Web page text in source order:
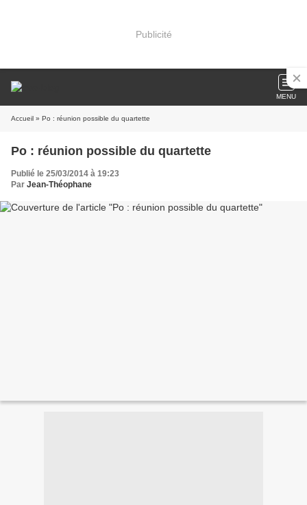
Publicité
MENU
Accueil » Po : réunion possible du quartette
Po : réunion possible du quartette
Publié le 25/03/2014 à 19:23
Par Jean-Théophane